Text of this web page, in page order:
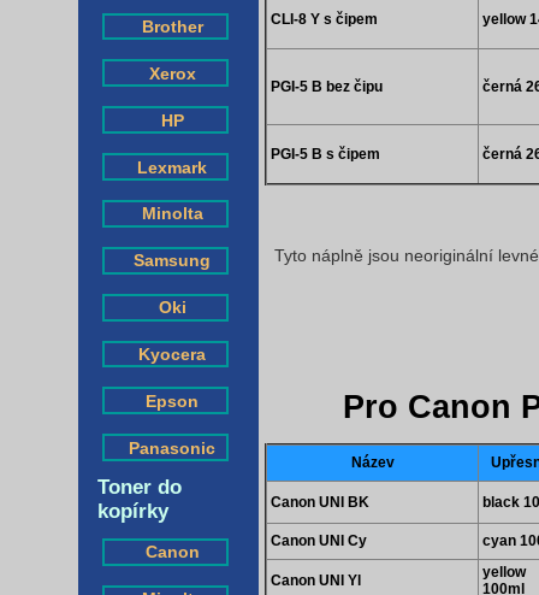
Brother
Xerox
HP
Lexmark
Minolta
Samsung
Oki
Kyocera
Epson
Panasonic
Toner do
kopírky
Canon
CLI-8 Y s čipem yellow
PGI-5 B bez čipu černá
PGI-5 B s čipem černá
Tyto náplně jsou neoriginální
Pro Canon
Název
Canon UNI BK black
Canon UNI Cy cyan
Canon UNI Yl
yellow
100ml